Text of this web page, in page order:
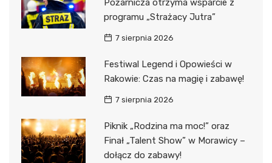
Pożarnicza otrzyma wsparcie z
programu „Strażacy Jutra”
7 sierpnia 2026
Festiwal Legend i Opowieści w
Rakowie: Czas na magię i zabawę!
7 sierpnia 2026
Piknik „Rodzina ma moc!” oraz
Finał „Talent Show” w Morawicy –
dołącz do zabawy!